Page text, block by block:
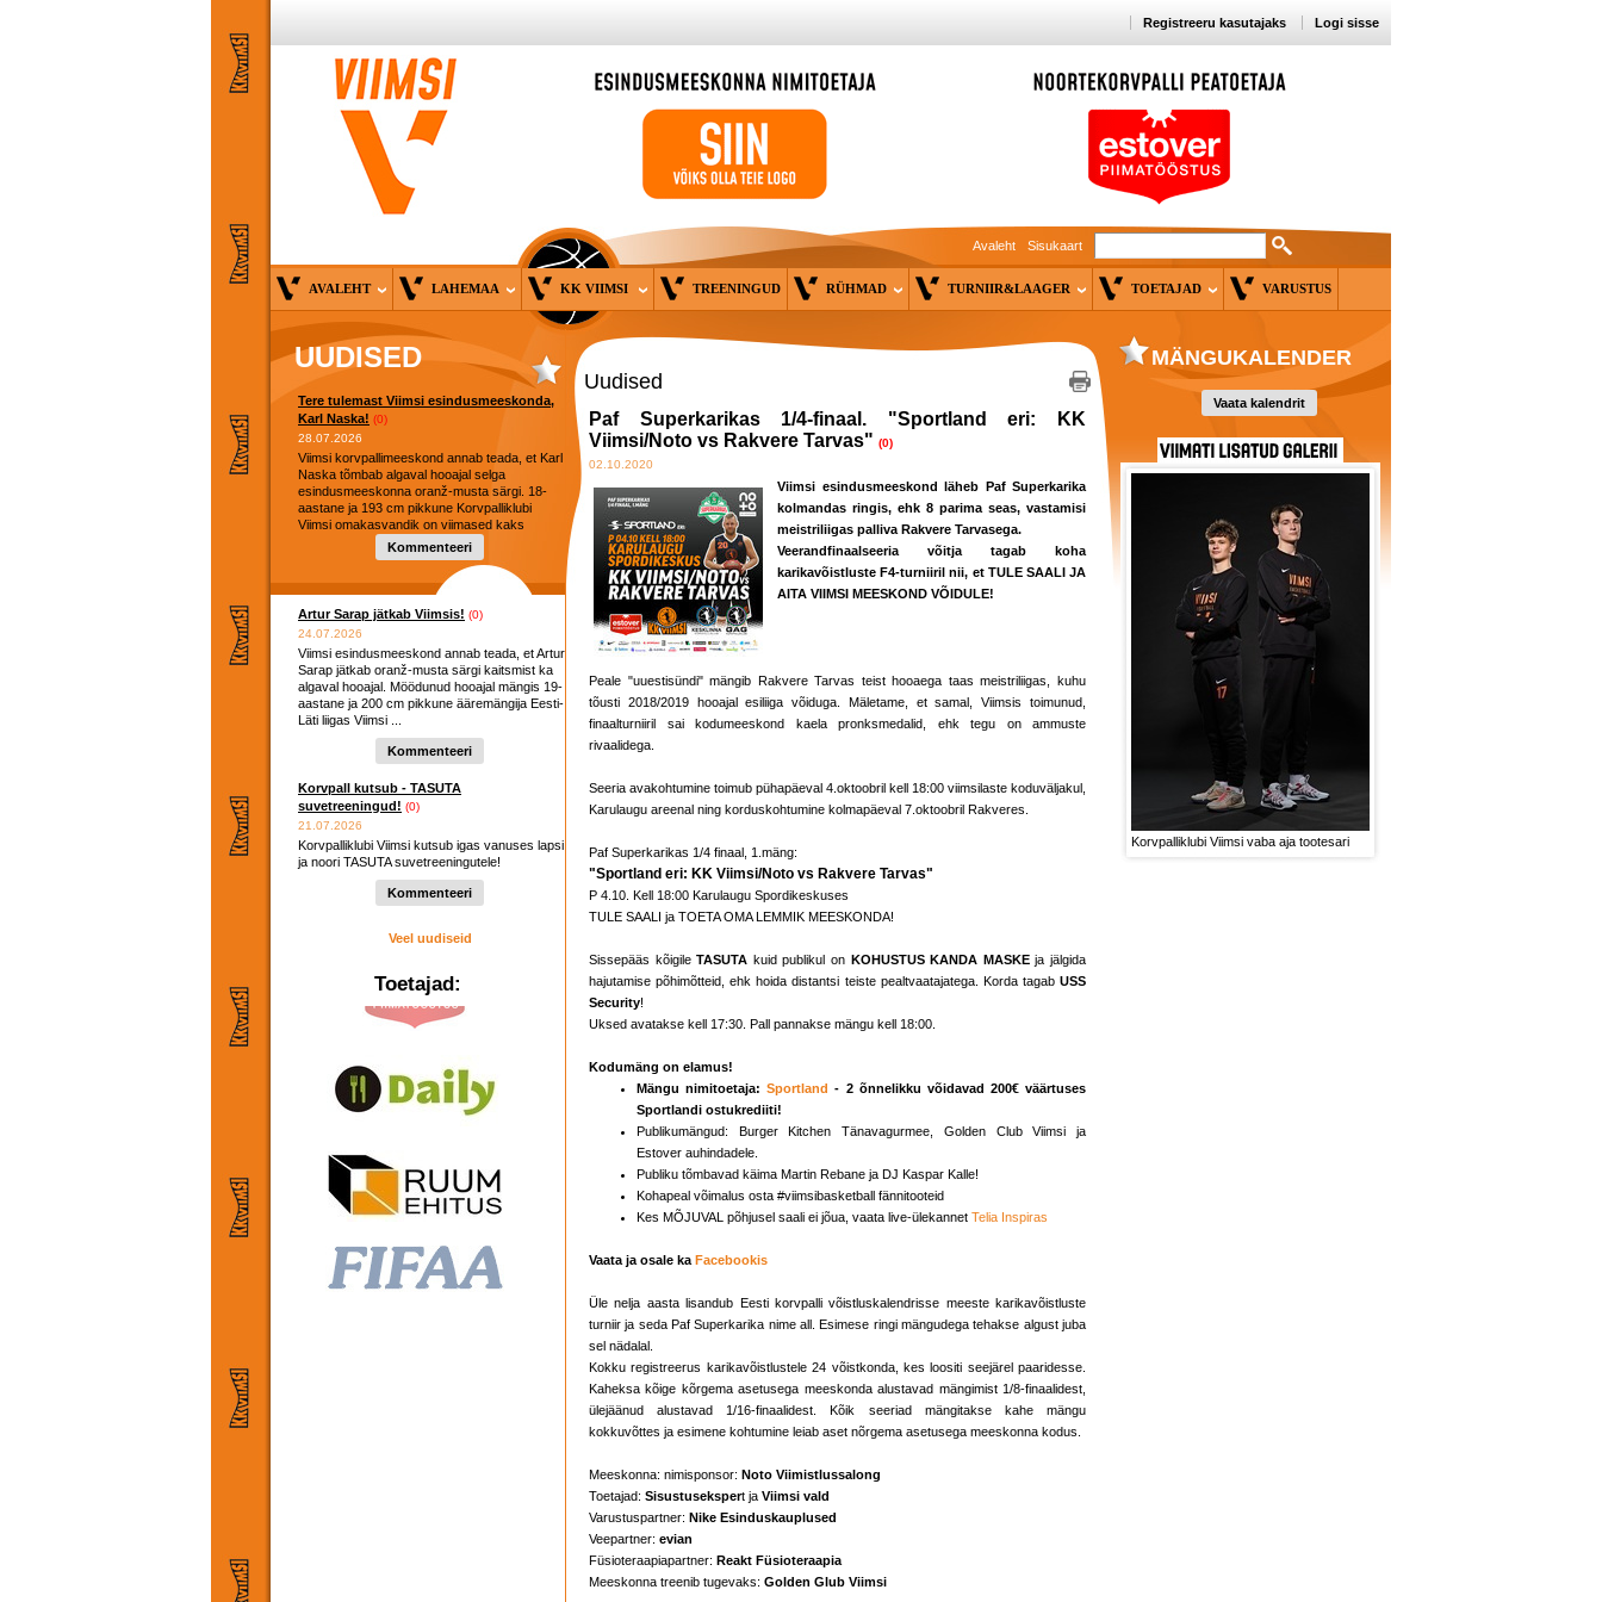
Registreeru kasutajaks Logi sisse
Avaleht Sisukaart
AVALEHT LAHEMAA KK VIIMSI TREENINGUD RÜHMAD TURNIIR&LAAGER TOETAJAD VARUSTUS
UUDISED
Tere tulemast Viimsi esindusmeeskonda,
Karl Naska! (0)
28.07.2026
Viimsi korvpallimeeskond annab teada, et Karl
Naska tõmbab algaval hooajal selga
esindusmeeskonna oranž-musta särgi. 18-
aastane ja 193 cm pikkune Korvpalliklubi
Viimsi omakasvandik on viimased kaks
Kommenteeri
Artur Sarap jätkab Viimsis! (0)
24.07.2026
Viimsi esindusmeeskond annab teada, et Artur
Sarap jätkab oranž-musta särgi kaitsmist ka
algaval hooajal. Möödunud hooajal mängis 19-
aastane ja 200 cm pikkune ääremängija Eesti-
Läti liigas Viimsi ...
Kommenteeri
Korvpall kutsub - TASUTA
suvetreeningud! (0)
21.07.2026
Korvpalliklubi Viimsi kutsub igas vanuses lapsi
ja noori TASUTA suvetreeningutele!
Kommenteeri
Veel uudiseid
Toetajad:
Uudised
Paf Superkarikas 1/4-finaal. "Sportland eri: KK
Viimsi/Noto vs Rakvere Tarvas" (0)
02.10.2020
Viimsi esindusmeeskond läheb Paf Superkarika
kolmandas ringis, ehk 8 parima seas, vastamisi
meistriliigas palliva Rakvere Tarvasega.
Veerandfinaalseeria võitja tagab koha
karikavõistluste F4-turniiril nii, et TULE SAALI JA
AITA VIIMSI MEESKOND VÕIDULE!
Peale "uuestisündi" mängib Rakvere Tarvas teist hooaega taas meistriliigas, kuhu
tõusti 2018/2019 hooajal esiliiga võiduga. Mäletame, et samal, Viimsis toimunud,
finaalturniiril sai kodumeeskond kaela pronksmedalid, ehk tegu on ammuste
rivaalidega.
Seeria avakohtumine toimub pühapäeval 4.oktoobril kell 18:00 viimsilaste koduväljakul,
Karulaugu areenal ning korduskohtumine kolmapäeval 7.oktoobril Rakveres.
Paf Superkarikas 1/4 finaal, 1.mäng:
"Sportland eri: KK Viimsi/Noto vs Rakvere Tarvas"
P 4.10. Kell 18:00 Karulaugu Spordikeskuses
TULE SAALI ja TOETA OMA LEMMIK MEESKONDA!
Sissepääs kõigileTASUTA kuid publikul on KOHUSTUS KANDA MASKEja jälgida
hajutamise põhimõtteid, ehk hoida distantsi teiste pealtvaatajatega. Korda tagab USS
Security!
Uksed avatakse kell 17:30. Pall pannakse mängu kell 18:00.
Kodumäng on elamus!
Mängu nimitoetaja:Sportland- 2 õnnelikku võidavad 200€ väärtuses
Sportlandi ostukrediiti!
Publikumängud: Burger Kitchen Tänavagurmee, Golden Club Viimsi ja
Estover auhindadele.
Publiku tõmbavad käima Martin Rebane ja DJ Kaspar Kalle!
Kohapeal võimalus osta #viimsibasketball fännitooteid
Kes MÕJUVAL põhjusel saali ei jõua, vaata live-ülekannet Telia Inspiras
Vaata ja osale ka Facebookis
Üle nelja aasta lisandub Eesti korvpalli võistluskalendrisse meeste karikavõistluste
turniir ja seda Paf Superkarika nime all. Esimese ringi mängudega tehakse algust juba
sel nädalal.
Kokku registreerus karikavõistlustele 24 võistkonda, kes loositi seejärel paaridesse.
Kaheksa kõige kõrgema asetusega meeskonda alustavad mängimist 1/8-finaalidest,
ülejäänud alustavad 1/16-finaalidest. Kõik seeriad mängitakse kahe mängu
kokkuvõttes ja esimene kohtumine leiab aset nõrgema asetusega meeskonna kodus.
Meeskonna: nimisponsor: Noto Viimistlussalong
Toetajad: Sisustusekspert ja Viimsi vald
Varustuspartner: Nike Esinduskauplused
Veepartner: evian
Füsioteraapiapartner: Reakt Füsioteraapia
Meeskonna treenib tugevaks: Golden Glub Viimsi
MÄNGUKALENDER
Vaata kalendrit
Korvpalliklubi Viimsi vaba aja tootesari